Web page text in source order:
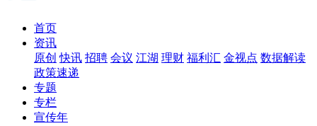
首页
资讯
原创 快讯 招聘 会议 江湖 理财 福利汇 金视点 数据解读
政策速递
专题
专栏
宣传年